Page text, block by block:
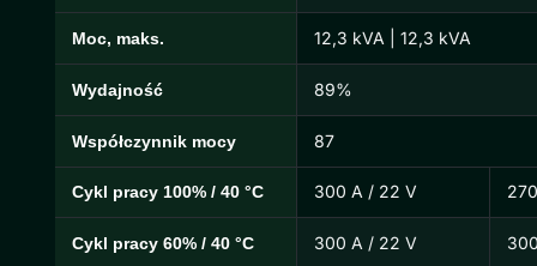
Moc, maks. 12,3 kVA | 12,3 kVA
Wydajność 89%
Współczynnik mocy 87
Cykl pracy 100% / 40 °C 300 A / 22 V
Cykl pracy 60% / 40 °C 300 A / 22 V